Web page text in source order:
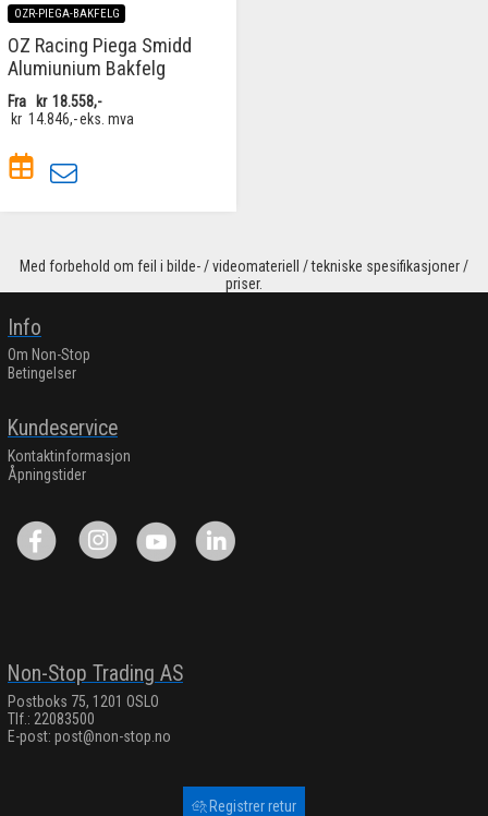
OZR-PIEGA-BAKFELG
OZ Racing Piega Smidd
Alumiunium Bakfelg
Fra kr 18.558,-
kr 14.846,-eks. mva
Med forbehold om feil i bilde- / videomateriell / tekniske spesifikasjoner /
priser.
Info
Om Non-Stop
Betingelser
Kundeservice
Kontaktinformasjon
Åpningstider
Non-Stop Trading AS
Postboks 75, 1201 OSLO
Tlf.: 22083500
E-post: post@non-stop.no
Registrer retur